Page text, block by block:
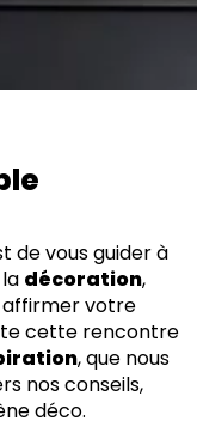
de vous guider à
décoration,
affirmer votre
cette rencontre
, que nous
nos conseils,
déco.